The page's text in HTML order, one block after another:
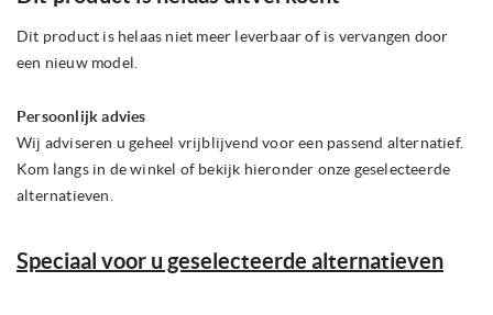
begin
van
Dit product is helaas niet meer leverbaar of is vervangen door
een nieuw model.
Persoonlijk advies
Wij adviseren u geheel vrijblijvend voor een passend alternatief.
Kom langs in de winkel of bekijk hieronder onze geselecteerde
alternatieven.
Speciaal voor u geselecteerde alternatieven